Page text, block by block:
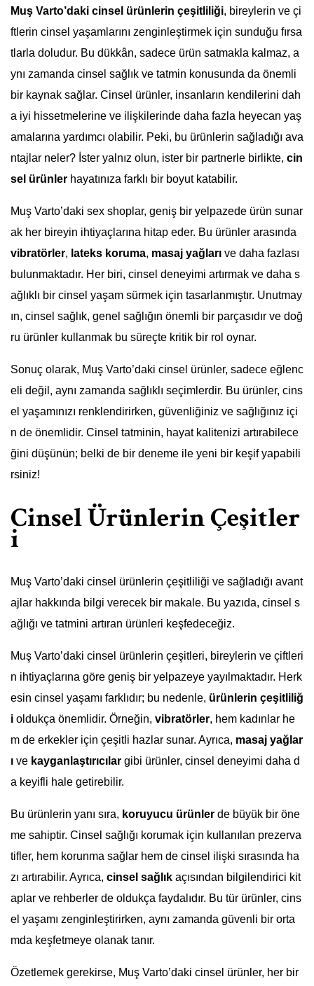
Muş Varto’daki cinsel ürünlerin çeşitliliği, bireylerin ve çi
ftlerin cinsel yaşamlarını zenginleştirmek için sunduğu fırsa
tlarla doludur. Bu dükkân, sadece ürün satmakla kalmaz, a
ynı zamanda cinsel sağlık ve tatmin konusunda da önemli
bir kaynak sağlar. Cinsel ürünler, insanların kendilerini dah
a iyi hissetmelerine ve ilişkilerinde daha fazla heyecan yaş
amalarına yardımcı olabilir. Peki, bu ürünlerin sağladığı ava
ntajlar neler? İster yalnız olun, ister bir partnerle birlikte, cin
sel ürünler hayatınıza farklı bir boyut katabilir.
Muş Varto’daki sex shoplar, geniş bir yelpazede ürün sunar
ak her bireyin ihtiyaçlarına hitap eder. Bu ürünler arasında
vibratörler, lateks koruma, masaj yağları ve daha fazlası
bulunmaktadır. Her biri, cinsel deneyimi artırmak ve daha s
ağlıklı bir cinsel yaşam sürmek için tasarlanmıştır. Unutmay
ın, cinsel sağlık, genel sağlığın önemli bir parçasıdır ve doğ
ru ürünler kullanmak bu süreçte kritik bir rol oynar.
Sonuç olarak, Muş Varto’daki cinsel ürünler, sadece eğlenc
eli değil, aynı zamanda sağlıklı seçimlerdir. Bu ürünler, cins
el yaşamınızı renklendirirken, güvenliğiniz ve sağlığınız içi
n de önemlidir. Cinsel tatminin, hayat kalitenizi artırabilece
ğini düşünün; belki de bir deneme ile yeni bir keşif yapabili
rsiniz!
Cinsel Ürünlerin Çeşitler
i
Muş Varto’daki cinsel ürünlerin çeşitliliği ve sağladığı avant
ajlar hakkında bilgi verecek bir makale. Bu yazıda, cinsel s
ağlığı ve tatmini artıran ürünleri keşfedeceğiz.
Muş Varto’daki cinsel ürünlerin çeşitleri, bireylerin ve çiftleri
n ihtiyaçlarına göre geniş bir yelpazeye yayılmaktadır. Herk
esin cinsel yaşamı farklıdır; bu nedenle, ürünlerin çeşitliliğ
i oldukça önemlidir. Örneğin, vibratörler, hem kadınlar he
m de erkekler için çeşitli hazlar sunar. Ayrıca, masaj yağlar
ı ve kayganlaştırıcılar gibi ürünler, cinsel deneyimi daha d
a keyifli hale getirebilir.
Bu ürünlerin yanı sıra, koruyucu ürünler de büyük bir öne
me sahiptir. Cinsel sağlığı korumak için kullanılan prezerva
tifler, hem korunma sağlar hem de cinsel ilişki sırasında ha
zı artırabilir. Ayrıca, cinsel sağlık açısından bilgilendirici kit
aplar ve rehberler de oldukça faydalıdır. Bu tür ürünler, cins
el yaşamı zenginleştirirken, aynı zamanda güvenli bir orta
mda keşfetmeye olanak tanır.
Özetlemek gerekirse, Muş Varto’daki cinsel ürünler, her bir